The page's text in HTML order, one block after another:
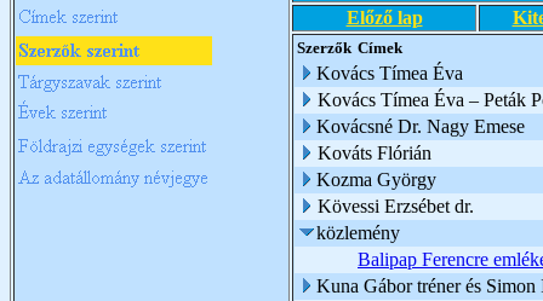
Előző lap
Szerzők Címek
Kovács Tímea Éva
Kovács Tímea Éva – Peták
Kovácsné Dr. Nagy Emese
Kováts Flórián
Kozma György
Kövessi Erzsébet dr.
közlemény
Balipap Ferencre
Kuna Gábor tréner és